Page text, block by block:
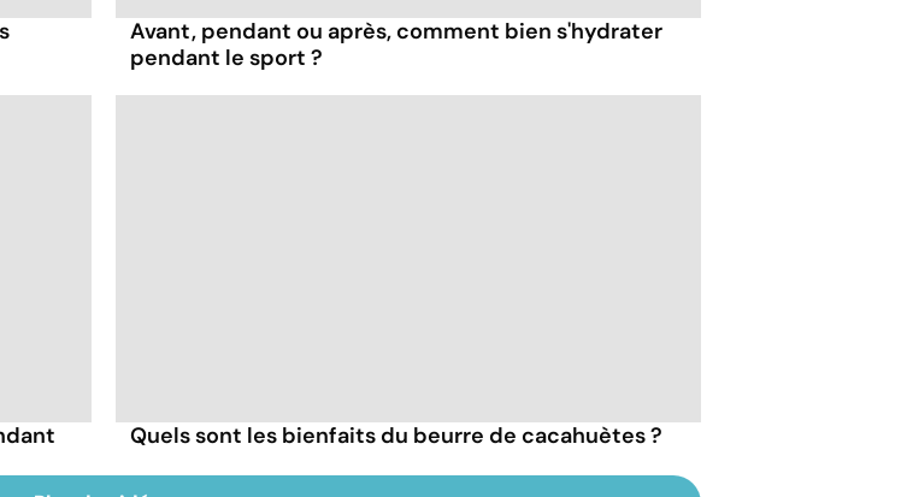
Avant, pendant ou après, comment bien s'hydrater
pendant le sport ?
Quels sont les bienfaits du beurre de cacahuètes ?